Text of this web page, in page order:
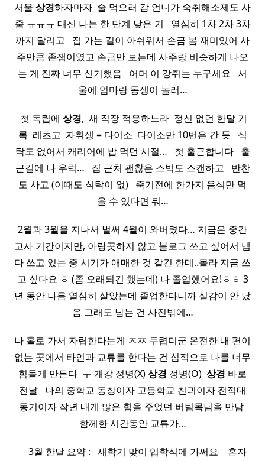
서울 상경하자마자 ​ 술 먹으러 감 언니가 숙취해소제도 사
줌 ㅠㅠㅠ 대신 나는 한 단계 낮은 거 ​ ​ 열심히 1차 2차 3차
까지 달리고 ​ ​ 집 가는 길이 아쉬워서 손금 봄 재미있어 사
주만큼 존잼이였고 손금만 보는데 사주랑 비슷하게 나오
는 게 진짜 너무 신기했음 ​ ​ 어머 이 강쥐는 누구세요 ​ ​ 서
울에 엄마랑 동생이 놀러…
​ 첫 독립에 상경, ​ 새 직장 적응하느라 ​ 정신 없던 한달 기
록 ​ 레츠고 ​ 자취생 = 다이소 ​ 다이소만 10번은 간 듯 ​ ​ 식
탁도 없어서 캐리어에 밥 먹던 시절… ​ ​ 첫 출근합니다 ​ ​ 출
근길에 나 우럭… ​ ​ 집 근처 괜찮은 스벅도 스캔하고 ​ ​ 반찬
도 사고 (이때도 식탁이 없) ​ ​ 죽기전에 한가지 음식만 먹
을 수 있다면 뭐…
2월과 3월을 지나서 벌써 4월이 와버렸다… 지금은 중간
고사 기간이지만, 아랑곳하지 않고 블로그 쓰고 싶어서 냅
다 쓰고 있는 중 시기가 애매한 것 같긴 한데..몰라 지금 쓰
고 싶다요 ㅎ (좀 오래되긴 했는데) 나 졸업했어요!ㅎㅎ 3
년 동안 나름 열심히 살았는데 졸업한다니까 실감이 안 났
음 그래도 남는 건 사진밖에…
나 홀로 가서 자립한다는게 ㅈㅉ 두렵더군 온전한 내 편이
없는 곳에서 타인과 교류를 한다는 건 심적으로 나를 너무
힘들게 만든다 ​ ㅜ 개강 정병(X)상경 정병(O) ​ 상경 바로
전날 ​ ​ 나의 중학교 동창이자 고등학교 친긔이자 전적대
동기이자 작년 내게 많은 힘을 주었던 버팀목님을 만남 ​
함께한 시간동안 교류가…
​ ​ ​ ​ 3월 한달 요약 : ​ ​ 새학기 맞이 입학식에 가써요 ​ ​ ​ 혼자